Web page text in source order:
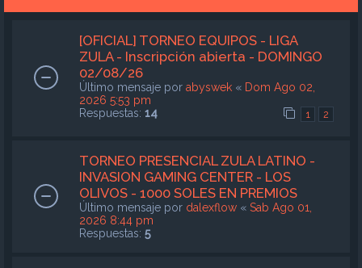
[OFICIAL] TORNEO EQUIPOS - LIGA
ZULA - Inscripción abierta - DOMINGO
02/08/26
Último mensaje por abyswek « Dom Ago 02,
2026 5:53 pm
Respuestas: 14 1 2
TORNEO PRESENCIAL ZULA LATINO -
INVASION GAMING CENTER - LOS
OLIVOS - 1000 SOLES EN PREMIOS
Último mensaje por dalexflow « Sab Ago 01,
2026 8:44 pm
Respuestas: 5